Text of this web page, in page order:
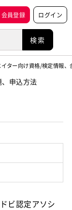
会員登録 ログイン
ター向け資格/検定情報、
申込方法
ビ認定アソシ